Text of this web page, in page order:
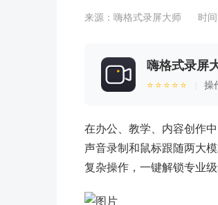
来源： 嗨格式录屏大师 时
嗨格式录屏
⭐⭐⭐⭐⭐ 操
在办公、教学、内容创作
声音录制和鼠标跟随两大
复杂操作，一键解锁专业级